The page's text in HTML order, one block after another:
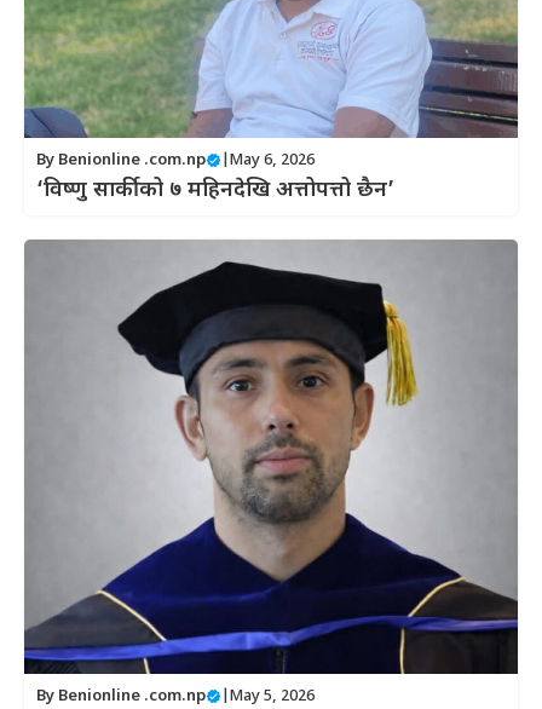
By Benionline .com.np May 6, 2026
‘विष्णु सार्कीको ७ महिनदेखि अत्तोपत्तो छैन’
By Benionline .com.np May 5, 2026